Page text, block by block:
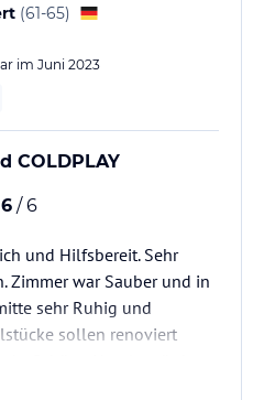
(61-65)
im Juni 2023
COLDPLAY
6 / 6
und Hilfsbereit. Sehr
Zimmer war Sauber und in
sehr Ruhig und
sollen renoviert
.Empfehlenswert